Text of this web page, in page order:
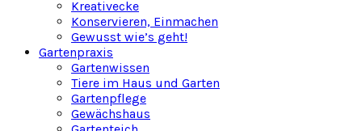
Kreativecke
Konservieren, Einmachen
Gewusst wie’s geht!
Gartenpraxis
Gartenwissen
Tiere im Haus und Garten
Gartenpflege
Gewächshaus